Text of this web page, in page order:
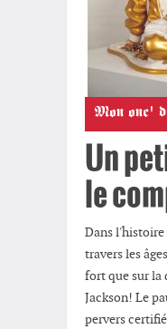
Mon onc'
Un
le
Dans l'histoire
travers les
fort que sur la
Jackson! Le
pervers